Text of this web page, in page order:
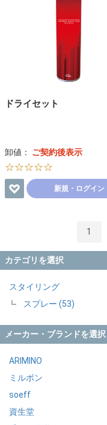
カテゴリを選択
スタイリング
スプレー (53)
メーカー・ブランドを選択
ARIMINO
BS STYLING
SPICE
ARIMINO MEN
ミルボン
Qufra
nigelle シリーズ
soeff
資生堂
ドライセット
卸値： ご契約後表示
☆☆☆☆☆
新規・ログイン
1